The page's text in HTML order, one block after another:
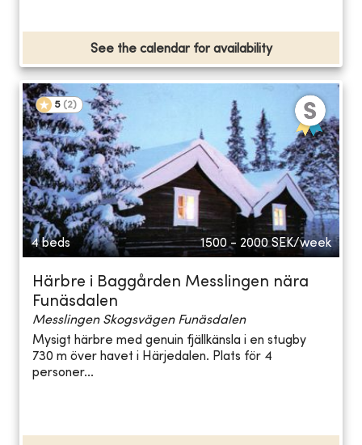
See the calendar for availability
5 (2)
4 beds 1500 - 2000 SEK/week
Härbre i Baggården Messlingen nära
Funäsdalen
Messlingen Skogsvägen Funäsdalen
Mysigt härbre med genuin fjällkänsla i en stugby
730 m över havet i Härjedalen. Plats för 4
personer...